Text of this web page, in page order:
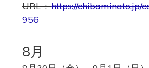
URL :https://chibaminato.jp/
956
8月